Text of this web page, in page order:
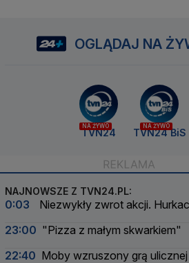
OGLĄDAJ NA
NA ŻYWO
TVN24
NA ŻYWO
TVN24 BiS
NAJNOWSZE Z TVN24.PL:
0:03
Niezwykły zwrot akcji.
23:00 "Pizza z małym skwarkiem"
22:40 Moby wzruszony grą